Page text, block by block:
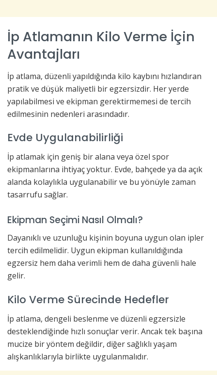
İp Atlamanın Kilo Verme İçin
Avantajları
İp atlama, düzenli yapıldığında kilo kaybını hızlandıran
pratik ve düşük maliyetli bir egzersizdir. Her yerde
yapılabilmesi ve ekipman gerektirmemesi de tercih
edilmesinin nedenleri arasındadır.
Evde Uygulanabilirliği
İp atlamak için geniş bir alana veya özel spor
ekipmanlarına ihtiyaç yoktur. Evde, bahçede ya da açık
alanda kolaylıkla uygulanabilir ve bu yönüyle zaman
tasarrufu sağlar.
Ekipman Seçimi Nasıl Olmalı?
Dayanıklı ve uzunluğu kişinin boyuna uygun olan ipler
tercih edilmelidir. Uygun ekipman kullanıldığında
egzersiz hem daha verimli hem de daha güvenli hale
gelir.
Kilo Verme Sürecinde Hedefler
İp atlama, dengeli beslenme ve düzenli egzersizle
desteklendiğinde hızlı sonuçlar verir. Ancak tek başına
mucize bir yöntem değildir, diğer sağlıklı yaşam
alışkanlıklarıyla birlikte uygulanmalıdır.